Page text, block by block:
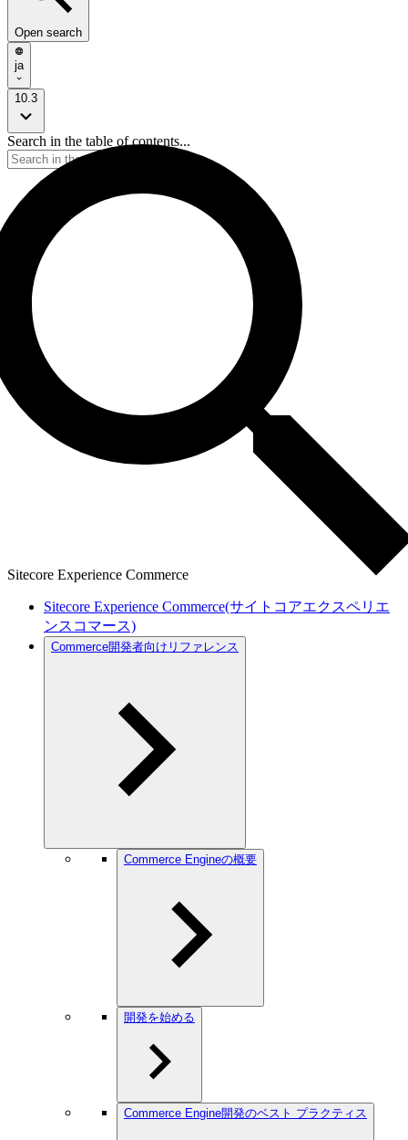
Open search
ja
10.3
Search in the table of contents...
Sitecore Experience Commerce
Sitecore Experience Commerce(サイトコアエクスペリエ
ンスコマース)
Commerce開発者向けリファレンス
Commerce Engineの概要
開発を始める
Commerce Engine開発のベスト プラクティス